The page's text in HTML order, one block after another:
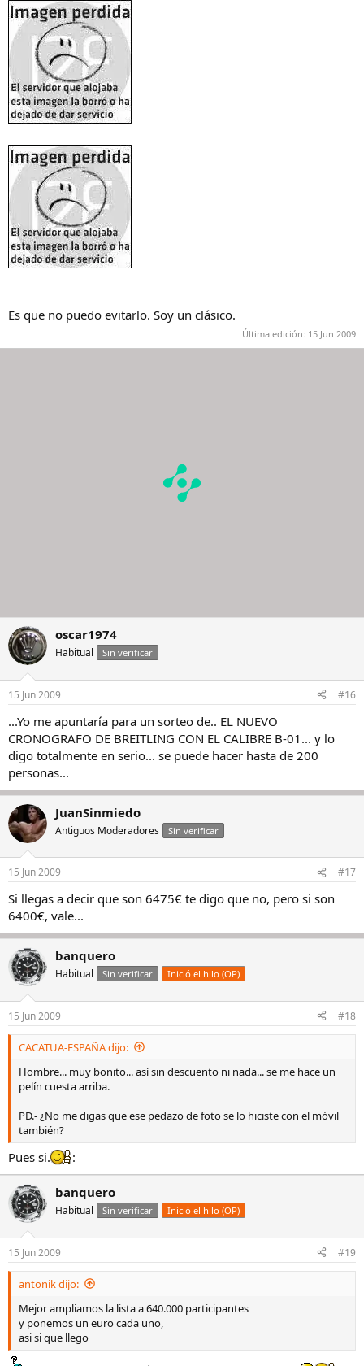
Es que no puedo evitarlo. Soy un clásico.
Última edición: 15 Jun 2009
oscar1974
Habitual Sin verificar
15 Jun 2009 #16
...Yo me apuntaría para un sorteo de.. EL NUEVO
CRONOGRAFO DE BREITLING CON EL CALIBRE B-01... y lo
digo totalmente en serio... se puede hacer hasta de 200
personas...
JuanSinmiedo
Antiguos Moderadores Sin verificar
15 Jun 2009 #17
Si llegas a decir que son 6475€ te digo que no, pero si son
6400€, vale...
banquero
Habitual Sin verificar Inició el hilo (OP)
15 Jun 2009 #18
CACATUA-ESPAÑA dijo:
Hombre... muy bonito... así sin descuento ni nada... se me hace un
pelín cuesta arriba.
PD.- ¿No me digas que ese pedazo de foto se lo hiciste con el móvil
también?
Pues si. :
banquero
Habitual Sin verificar Inició el hilo (OP)
15 Jun 2009 #19
antonik dijo:
Mejor ampliamos la lista a 640.000 participantes
y ponemos un euro cada uno,
asi si que llego